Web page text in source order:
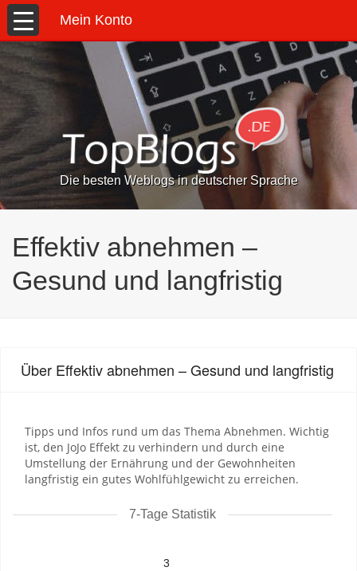
Mein Konto
Die besten Weblogs in deutscher Sprache
Effektiv abnehmen –
Gesund und langfristig
Über Effektiv abnehmen – Gesund und langfristig
Tipps und Infos rund um das Thema Abnehmen. Wichtig
ist, den JoJo Effekt zu verhindern und durch eine
Umstellung der Ernährung und der Gewohnheiten
langfristig ein gutes Wohlfühlgewicht zu erreichen.
7-Tage Statistik
3